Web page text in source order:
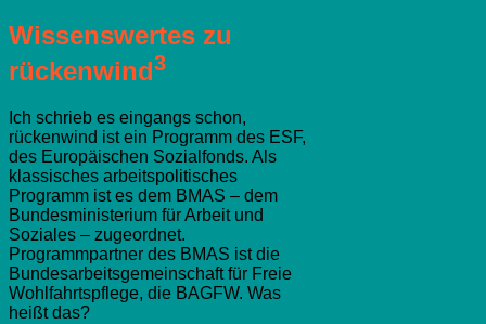
Wissenswertes zu
rückenwind3
Ich schrieb es eingangs schon,
rückenwind ist ein Programm des ESF,
des Europäischen Sozialfonds. Als
klassisches arbeitspolitisches
Programm ist es dem BMAS – dem
Bundesministerium für Arbeit und
Soziales – zugeordnet.
Programmpartner des BMAS ist die
Bundesarbeitsgemeinschaft für Freie
Wohlfahrtspflege, die BAGFW. Was
heißt das?